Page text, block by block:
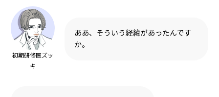
初期研修医ズッ
キ
ああ、そういう経緯があったんです
か。